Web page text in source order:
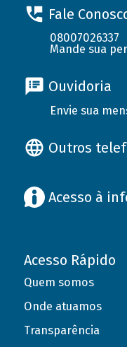
Fale
08007026337
Mande sua
Ouvidoria
Envie sua
Outros
Acesso à
Acesso Rápido
Quem somos
Onde atuamos
Transparência